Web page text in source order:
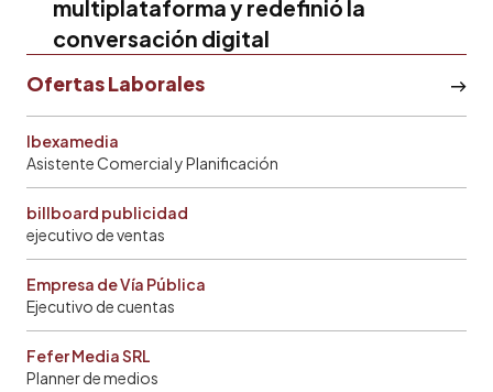
multiplataforma y redefinió la
conversación digital
Ofertas Laborales
Ibexamedia
Asistente Comercial y Planificación
billboard publicidad
ejecutivo de ventas
Empresa de Vía Pública
Ejecutivo de cuentas
Fefer Media SRL
Planner de medios